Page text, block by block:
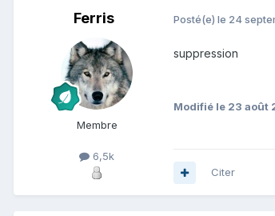
Ferris
Membre
6,5k
Posté(e) le 24
suppression
Modifié le 23 août
Citer